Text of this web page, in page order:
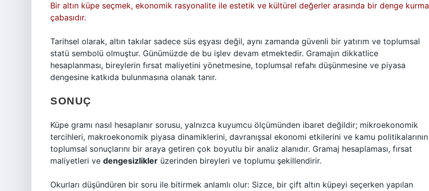
Bir altın küpe seçmek, ekonomik rasyonalite ile estetik ve kültürel değerler arasında bir denge kurma
çabasıdır.
Tarihsel olarak, altın takılar sadece süs eşyası değil, aynı zamanda güvenli bir yatırım ve toplumsal
statü sembolü olmuştur. Günümüzde de bu işlev devam etmektedir. Gramajın dikkatlice
hesaplanması, bireylerin fırsat maliyetini yönetmesine, toplumsal refahı düşünmesine ve piyasa
dengesine katkıda bulunmasına olanak tanır.
SONUÇ
Küpe gramı nasıl hesaplanır sorusu, yalnızca kuyumcu ölçümünden ibaret değildir; mikroekonomik
tercihleri, makroekonomik piyasa dinamiklerini, davranışsal ekonomi etkilerini ve kamu politikalarının
toplumsal sonuçlarını bir araya getiren çok boyutlu bir analiz alanıdır. Gramaj hesaplaması, fırsat
maliyetleri ve dengesizlikler üzerinden bireyleri ve toplumu şekillendirir.
Okurları düşündüren bir soru ile bitirmek anlamlı olur: Sizce, bir çift altın küpeyi seçerken yapılan